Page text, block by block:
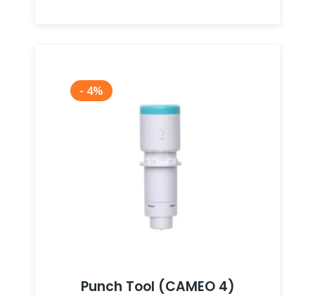
- 4%
Punch Tool (CAMEO 4)